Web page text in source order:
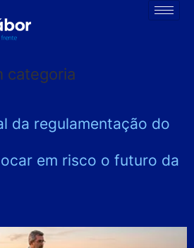
categoria
da regulamentação do
em risco o futuro da